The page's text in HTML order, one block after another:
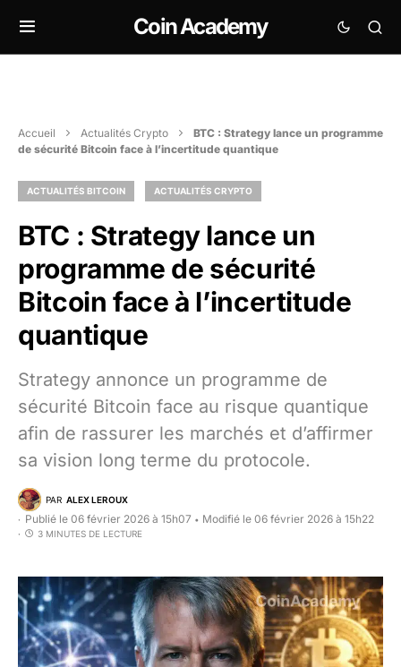
Coin Academy
Accueil Actualités Crypto
BTC : Strategy lance un programme
de sécurité Bitcoin face à l’incertitude quantique
ACTUALITÉS BITCOIN ACTUALITÉS CRYPTO
BTC : Strategy lance un
programme de sécurité
Bitcoin face à l’incertitude
quantique
Strategy annonce un programme de
sécurité Bitcoin face au risque quantique
afin de rassurer les marchés et d’affirmer
sa vision long terme du protocole.
PAR ALEX LEROUX
Publié le 06 février 2026 à 15h07 • Modifié le 06 février 2026 à 15h22
3 MINUTES DE LECTURE